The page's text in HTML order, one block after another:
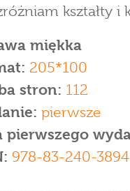
kształty i
miękka
205*100
stron: 112
pierwsze
pierwszego
978-83-240-